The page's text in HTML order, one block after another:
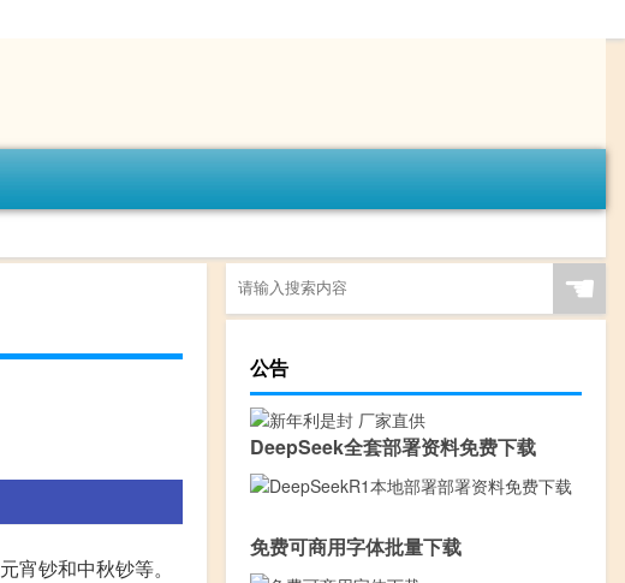
钞和中秋钞等。
☚
公告
DeepSeek全套部署资料免费下载
免费可商用字体批量下载